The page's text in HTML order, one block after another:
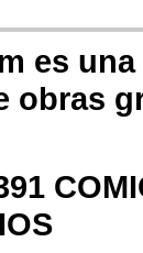
es
obras